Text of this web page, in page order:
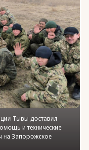
Тывы доставил
и технические
на Запорожское